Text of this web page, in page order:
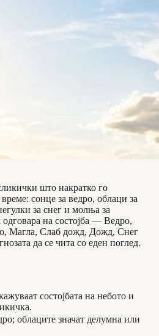
што накратко го
сонце за ведро, облаци за
за снег и молња за
на состојба — Ведро,
Магла, Слаб дожд, Дожд, Снег
да се чита со еден поглед.
состојбата на небото и
облаците значат делумна или